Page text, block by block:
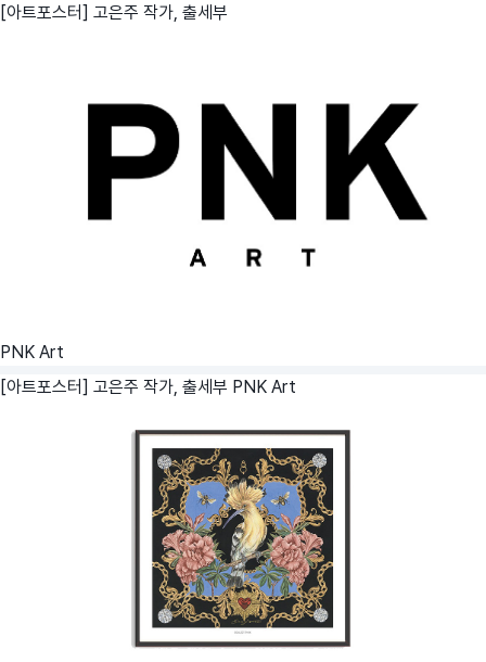
[아트포스터] 고은주 작가, 출세부
PNK Art
[아트포스터] 고은주 작가, 출세부 PNK Art